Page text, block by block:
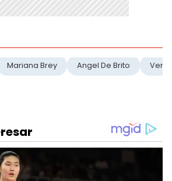
Mariana Brey Angel De Brito